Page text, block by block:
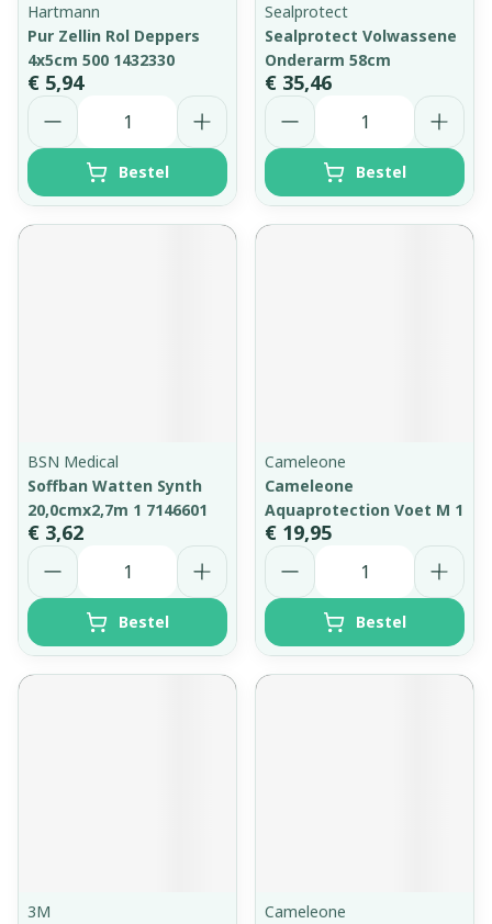
Hartmann
Pur Zellin Rol Deppers
4x5cm 500 1432330
€ 5,94
Aantal
Bestel
Sealprotect
Sealprotect Volwassene
Onderarm 58cm
€ 35,46
Aantal
Bestel
BSN Medical
Soffban Watten Synth
20,0cmx2,7m 1 7146601
€ 3,62
Aantal
Bestel
Cameleone
Cameleone
Aquaprotection Voet M 1
€ 19,95
Aantal
Bestel
3M
Cameleone